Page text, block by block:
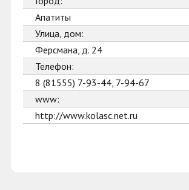
Апатиты
Улица, дом:
Ферсмана, д. 24
Телефон:
8 (81555) 7-93-44, 7-94-67
www:
http://www.kolasc.net.ru